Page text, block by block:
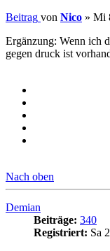
Beitrag von Nico » Mi
Ergänzung: Wenn ich
gegen druck ist
Nach oben
Demian
Beiträge: 340
Registriert: Sa